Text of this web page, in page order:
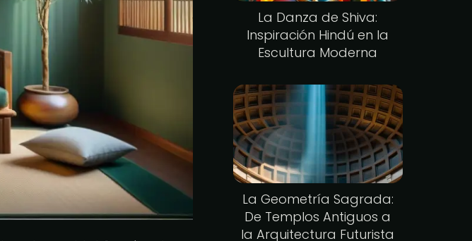
La Danza de Shiva:
Inspiración Hindú en la
Escultura Moderna
La Geometría Sagrada:
De Templos Antiguos a
la Arquitectura Futurista